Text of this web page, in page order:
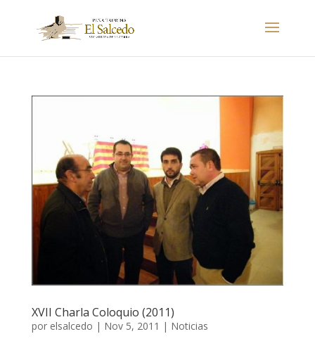
XVII Charla Coloquio (2011)
por elsalcedo | Nov 5, 2011 | Noticias